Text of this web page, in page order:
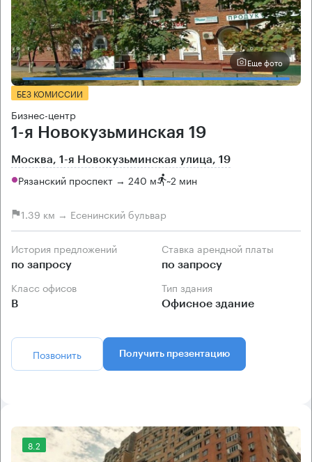
Еще фото
БЕЗ КОМИССИИ
Бизнес-центр
1-я Новокузьминская 19
Москва, 1-я Новокузьминская улица, 19
Рязанский проспект → 240 м ~2 мин
1.39 км → Есенинский бульвар
История предложений
по запросу
Ставка арендной платы
по запросу
Класс офисов
B
Тип здания
Офисное здание
Позвонить Получить презентацию
8.2